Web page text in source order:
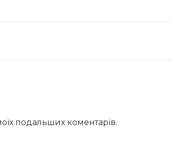
подальших коментарів.